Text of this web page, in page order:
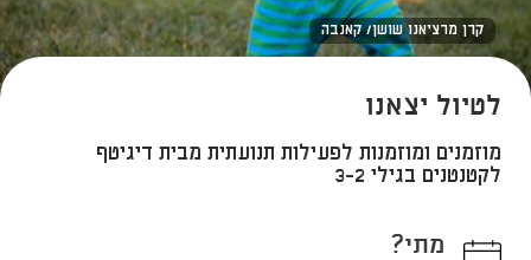
קרן מרציאנו שושן/ קאנבה
לטיול יצאנו
מוזמנים ומוזמנות לפעילות תנועתית מבית דיגיטף
לקטנטנים בגילי 3-2
מתי?